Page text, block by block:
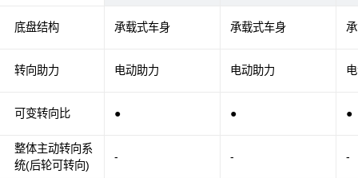
底盘结构
转向助力
可变转向比
整体主动转向系
统(后轮可转向)
承载式车身 承载式车身
电动助力 电动助力
● ● ●
- - -